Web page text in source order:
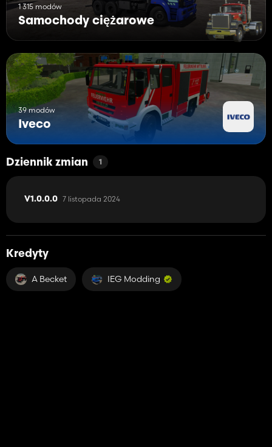
1 315 modów
Samochody ciężarowe
39 modów
Iveco
Dziennik zmian 1
V1.0.0.0 7 listopada 2024
Kredyty
A Becket IEG Modding